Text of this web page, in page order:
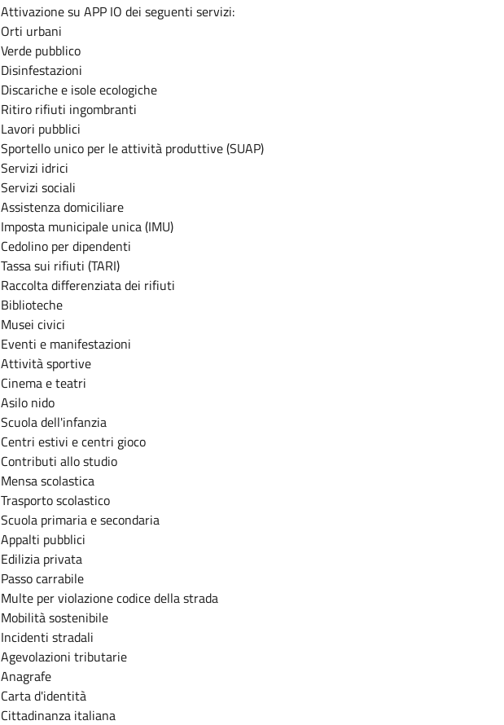
Attività finanziate
Attivazione su APP IO dei seguenti servizi:
Orti urbani
Verde pubblico
Disinfestazioni
Discariche e isole ecologiche
Ritiro rifiuti ingombranti
Lavori pubblici
Sportello unico per le attività produttive (SUAP)
Servizi idrici
Servizi sociali
Assistenza domiciliare
Imposta municipale unica (IMU)
Cedolino per dipendenti
Tassa sui rifiuti (TARI)
Raccolta differenziata dei rifiuti
Biblioteche
Musei civici
Eventi e manifestazioni
Attività sportive
Cinema e teatri
Asilo nido
Scuola dell'infanzia
Centri estivi e centri gioco
Contributi allo studio
Mensa scolastica
Trasporto scolastico
Scuola primaria e secondaria
Appalti pubblici
Edilizia privata
Passo carrabile
Multe per violazione codice della strada
Mobilità sostenibile
Incidenti stradali
Agevolazioni tributarie
Anagrafe
Carta d'identità
Cittadinanza italiana